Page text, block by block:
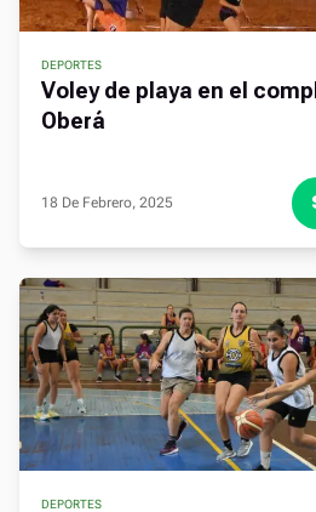
DEPORTES
Voley de playa en el
Oberá
18 De Febrero, 2025
DEPORTES